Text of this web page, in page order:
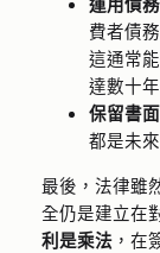
費者債
這通常
達數十
保留書
都是未
最後，法律雖
全仍是建立在
利是乘法，在